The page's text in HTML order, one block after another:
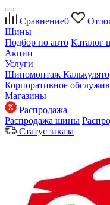
Сравнение0
Шины
Подбор по авто Каталог
Акции
Услуги
Шиномонтаж
Корпоративное
Магазины
Распродажа
Распродажа шины
Статус заказа